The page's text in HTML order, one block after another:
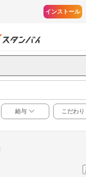
インストール
給与 こだわり